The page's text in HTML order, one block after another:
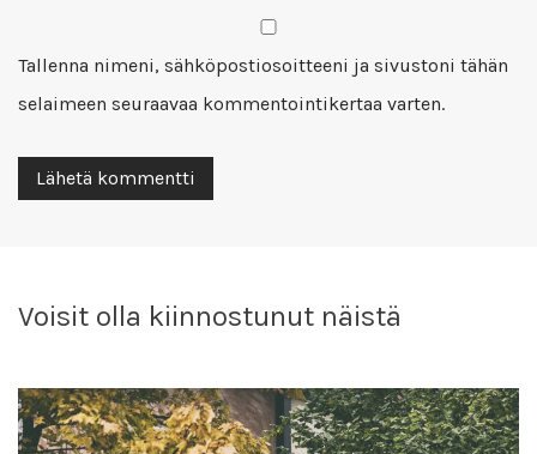
Tallenna nimeni, sähköpostiosoitteeni ja sivustoni tähän
selaimeen seuraavaa kommentointikertaa varten.
Voisit olla kiinnostunut näistä